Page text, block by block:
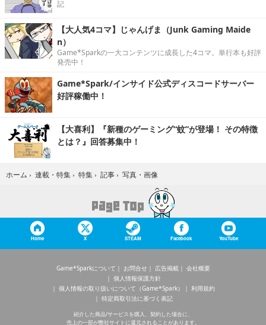
記
【大人気4コマ】じゃんげま（Junk Gaming Maide
n）
Game*Sparkの一大コンテンツに成長した4コマ。単行本も好評
発売中！
Game*Spark/インサイド公式ディスコードサーバー
好評稼働中！
【大喜利】『新種のゲーミング“蚊”が登場！ その特徴
とは？』回答募集中！
ホーム › 連載・特集 › 特集 › 記事 › 写真・画像
Home X STEAM Facebook YouTube
Game*Sparkについて お問合せ 広告掲載
会社概要
個人情報保護方針
個人情報の取り扱いについて（Game*Spark）
利用規約
特定商取引法に基づく表記
紹介した商品/サービスを購入、契約した場合に、
売上の一部が弊社サイトに還元されることがあります。